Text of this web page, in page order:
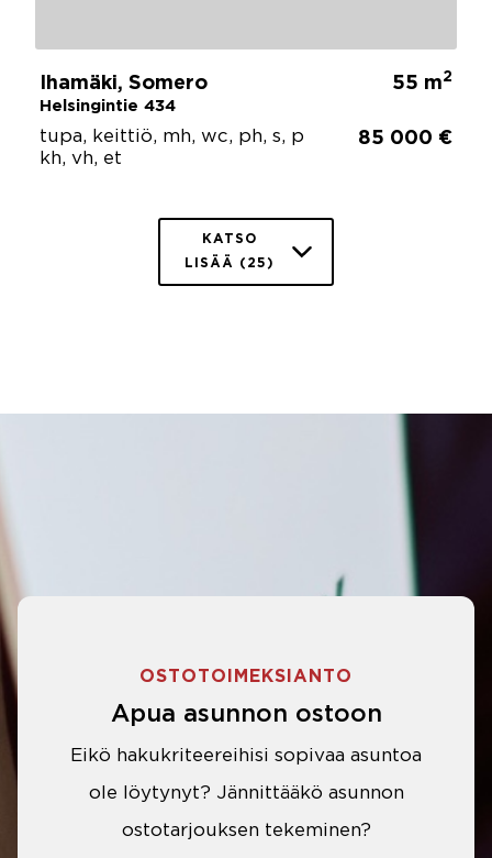
Ihamäki, Somero
Helsingintie 434
55 m2
tupa, keittiö, mh, wc, ph, s, p
kh, vh, et
85 000 €
KATSO
LISÄÄ (25)
OSTOTOIMEKSIANTO
Apua asunnon ostoon
Eikö hakukriteereihisi sopivaa asuntoa
ole löytynyt? Jännittääkö asunnon
ostotarjouksen tekeminen?